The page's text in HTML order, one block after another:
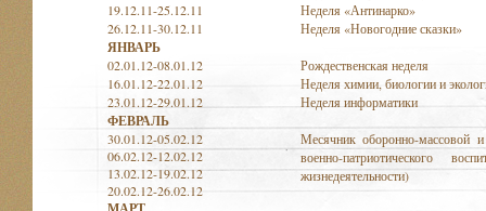
19.12.11-25.12.11
Неделя «Антинарко»
26.12.11-30.12.11
Неделя «Новогодние сказки»
ЯНВАРЬ
02.01.12-08.01.12
Рождественская неделя
16.01.12-22.01.12
Неделя химии, биологии и
23.01.12-29.01.12
Неделя информатики
ФЕВРАЛЬ
30.01.12-05.02.12
Месячник оборонно-массовой
военно-патриотического
жизнедеятельности)
06.02.12-12.02.12
13.02.12-19.02.12
20.02.12-26.02.12